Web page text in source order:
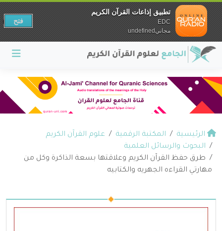
الرئيسية المكتبة الرقمية
علوم القرآن الكريم
البحوث والرسائل العلمية
طرق حفظ القرآن الكريم وعلاقتها بسعة الذاكرة وكل من
مهارتي القراءه الجهريه والكتابيه
تطبيق إذاعات القرآن الكريم
EDC
مجانيundefined
فتح